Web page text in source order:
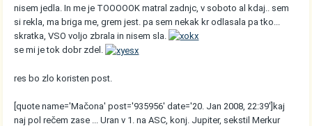
nisem jedla. In me je TOOOOOK matral zadnjc, v soboto al kdaj.. sem
si rekla, ma briga me, grem jest. pa sem nekak kr odlasala pa tko...
skratka, VSO voljo zbrala in nisem sla.
se mi je tok dobr zdel.
res bo zlo koristen post.
[quote name='Mačona' post='935956' date='20. Jan 2008, 22:39']kaj
naj pol rečem zase ... Uran v 1. na ASC, konj. Jupiter, sekstil Merkur